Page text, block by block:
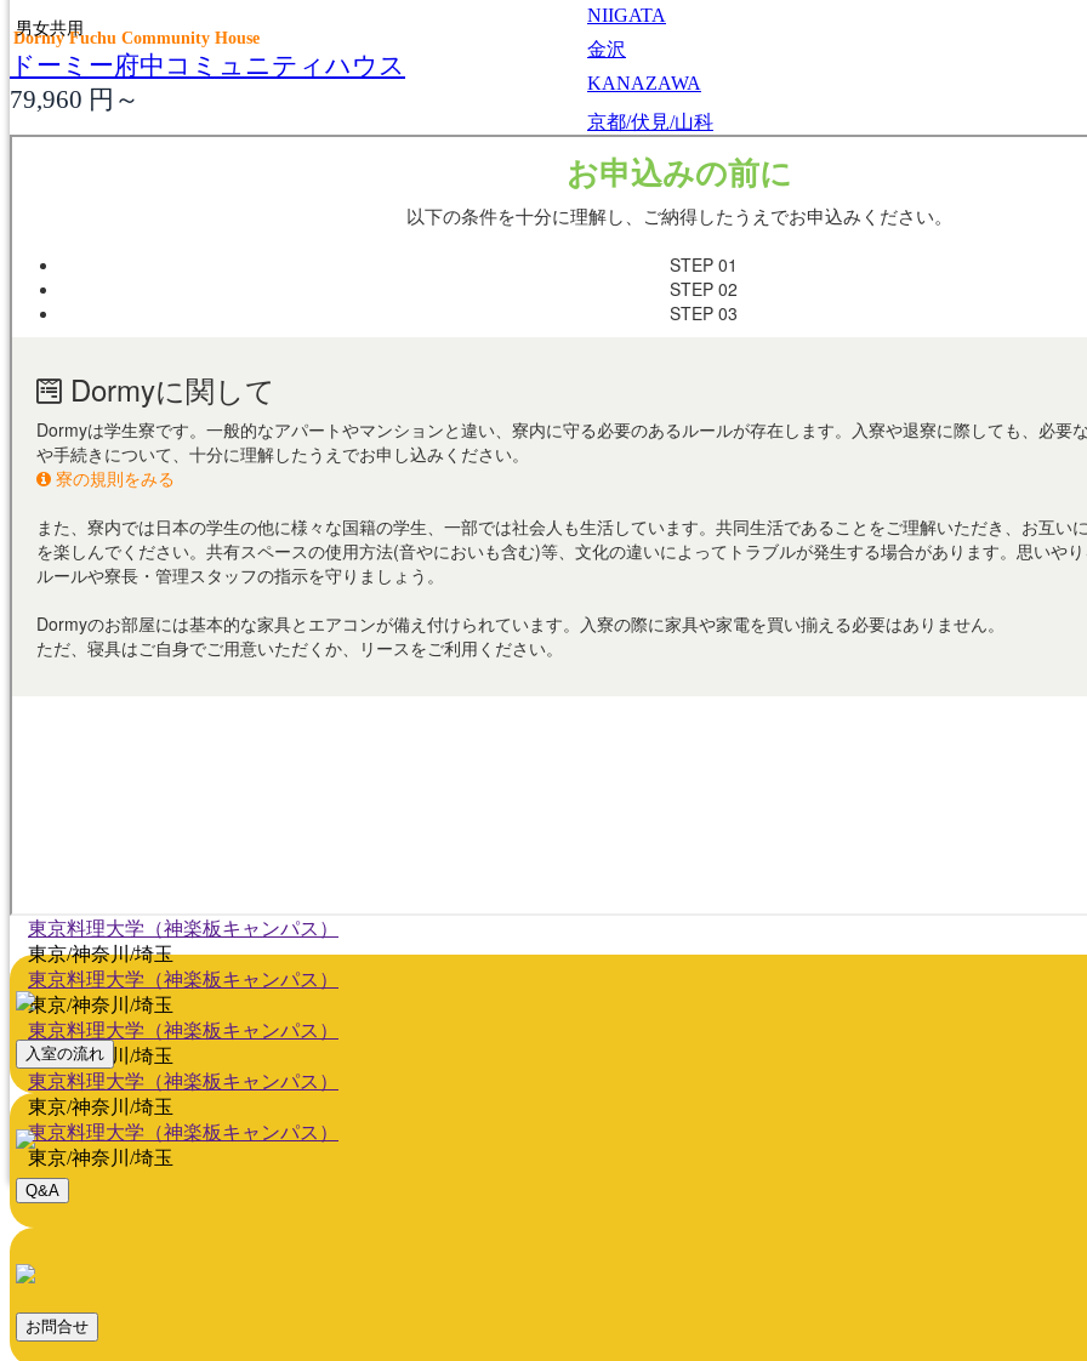
NIIGATA
金沢
KANAZAWA
京都/伏見/山科
KYOTO/FUSHIMI/YAMASHINA
大阪/豊中/吹田/東大阪/堺/奈良
OSAKA/TOYONAKA/SUITA/HIGASHIOSAKA/SAKAI/
神戸/六甲/芦屋/西宮
KOBE/ROKKO/ASHIYA/NISHINOMIYA
福岡/熊本/鹿児島/沖縄
FUKUOKA/KUMAMOTO
KAGOSHIMA/OKINAWA
FUKUOKA/HAKATA/TENJIN/ITO/DAZAIFU
広島
HIROSHIMA
HIROSHIMA/HIROSHIMA-EKI/UJINA
大学・短期 専門学校 日本語学校
東京料理大学（神楽板キャンパス）
東京/神奈川/埼玉
東京料理大学（神楽板キャンパス）
東京/神奈川/埼玉
東京料理大学（神楽板キャンパス）
東京/神奈川/埼玉
東京料理大学（神楽板キャンパス）
東京/神奈川/埼玉
東京料理大学（神楽板キャンパス）
東京/神奈川/埼玉
男女共用
Dormy Fuchu Community House
ドーミー府中コミュニティハウス
79,960 円～
入室の流れ
Q&A
お問合せ